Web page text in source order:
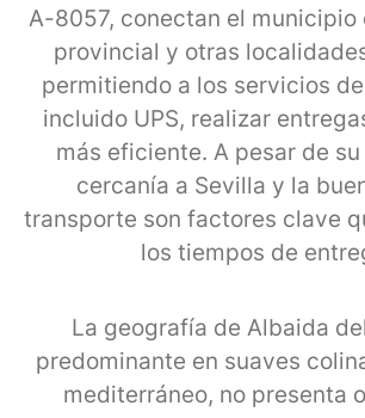
A-8057, conectan el municipio
provincial y otras
permitiendo a los servicios
incluido UPS, realizar
más eficiente. A pesar de
cercanía a Sevilla y la
transporte son factores clave
los tiempos de
La geografía de Albaida
predominante en suaves
mediterráneo, no presenta